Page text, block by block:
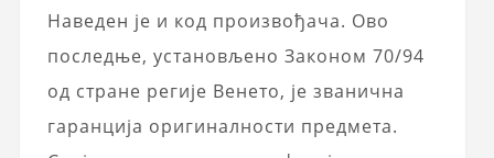
Наведен је и код произвођача. Ово
последње, установљено Законом 70/94
од стране регије Венето, је званична
гаранција оригиналности предмета.